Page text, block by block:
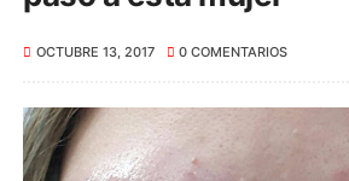
OCTUBRE 13, 2017 0 COMENTARIOS